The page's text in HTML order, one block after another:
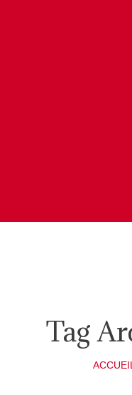
Tag
ACCUEIL